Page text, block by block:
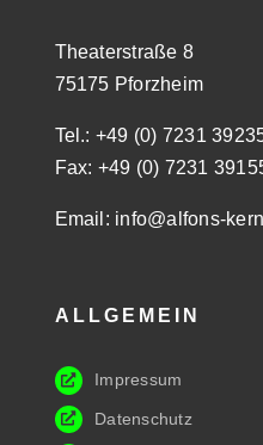
Theaterstraße 8
75175 Pforzheim
Tel.: +49 (0) 7231
Fax: +49 (0) 7231
Email: info@alfons-
ALLGEMEIN
Impressum
Datenschutz